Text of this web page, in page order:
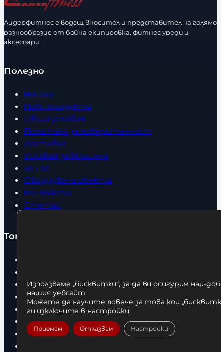
м
е
р
с
т
в
о
Лидерфитнес е водещ вносител и представител на голямо
разнообразие от бойна екипировка, фитнес уреди и
аксесоари.
Полезно
Начало
Нови продукти
Общи условия
Политика за поверителност
Доставка
Условия за връщане
За нас
Оборудвани обекти
Контакти
Статии
Топ категории
Боксови ръкавици
Дрехи
Детски дрехи
Суичъри
Фитнес оборудване и аксесоари
Използваме „бисквитки“, за да ви осигурим най-
нашия уебсайт.
Можете да научите повече за това кои
ги изключите в настройки.
Приемам Отказвам Настройки